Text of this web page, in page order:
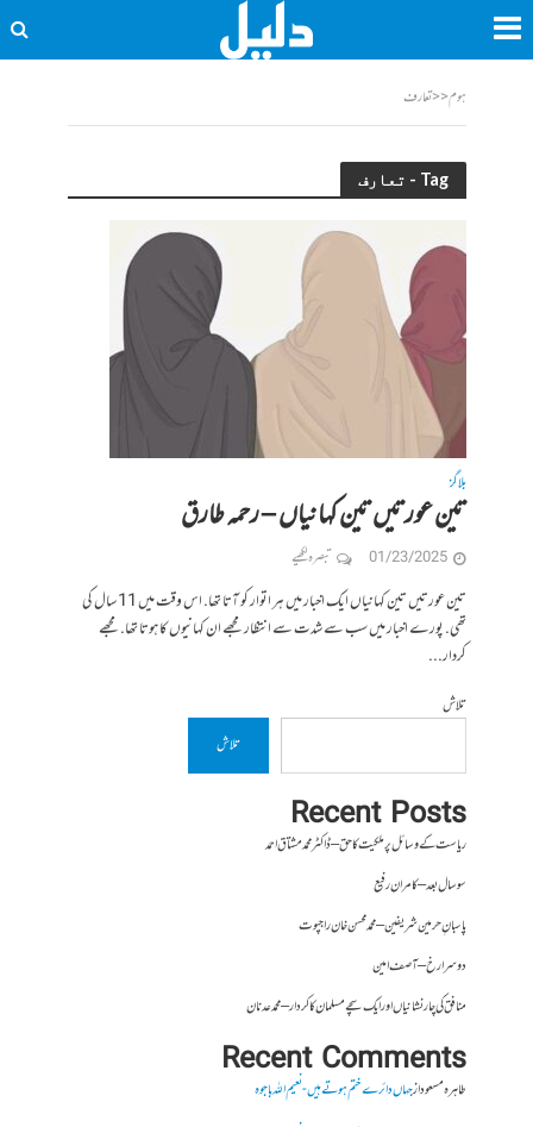
ہوم<<تعارف
Tag - تعارف
بلاگز
تین عورتیں تین کہانیاں – رحمہ طارق
01/23/2025 تبصرہ لکھیے
تین عورتیں تین کہانیاں ایک اخبار میں ہر اتوار کو آتا تھا. اس وقت میں 11 سال کی
تھی. پورے اخبار میں سب سے شدت سے انتظار مجھے ان کہانیوں کا ہوتا تھا. مجھے
کردار...
تلاش
تلاش
Recent Posts
ریاست کے وسائل پر ملکیت کا حق – ڈاکٹر محمد مشتاق احمد
سو سال بعد – کامران رفیع
پاسبانِ حرمین شریفین – محمد محسن خان راجپوت
دوسرا رخ – آصف امین
منافق کی چار نشانیاں اور ایک سچے مسلمان کا کردار – محمد عدنان
Recent Comments
طاہرہ مسعودازجہاں دائرے ختم ہوتے ہیں- نعیم اللہ باجوہ